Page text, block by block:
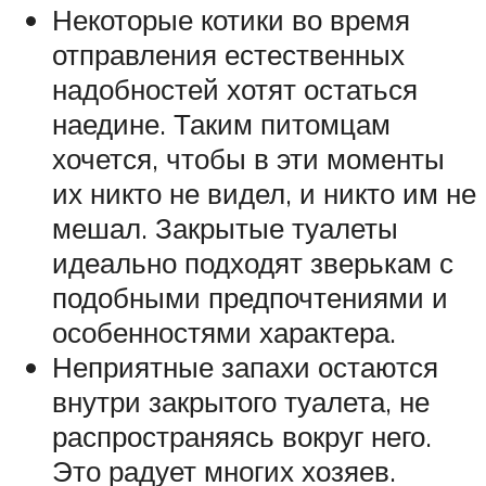
Некоторые котики во время
отправления естественных
надобностей хотят остаться
наедине. Таким питомцам
хочется, чтобы в эти моменты
их никто не видел, и никто им не
мешал. Закрытые туалеты
идеально подходят зверькам с
подобными предпочтениями и
особенностями характера.
Неприятные запахи остаются
внутри закрытого туалета, не
распространяясь вокруг него.
Это радует многих хозяев.